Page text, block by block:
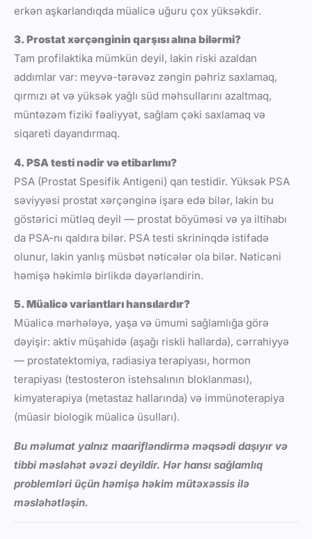
erkən aşkarlandıqda müalicə uğuru çox yüksəkdir.
3. Prostat xərçənginin qarşısı alına bilərmi?
Tam profilaktika mümkün deyil, lakin riski azaldan
addımlar var: meyvə-tərəvəz zəngin pəhriz saxlamaq,
qırmızı ət və yüksək yağlı süd məhsullarını azaltmaq,
müntəzəm fiziki fəaliyyət, sağlam çəki saxlamaq və
siqareti dayandırmaq.
4. PSA testi nədir və etibarlımı?
PSA (Prostat Spesifik Antigeni) qan testidir. Yüksək PSA
səviyyəsi prostat xərçənginə işarə edə bilər, lakin bu
göstərici mütləq deyil — prostat böyüməsi və ya iltihabı
da PSA-nı qaldıra bilər. PSA testi skrininqdə istifadə
olunur, lakin yanlış müsbət nəticələr ola bilər. Nəticəni
həmişə həkimlə birlikdə dəyərləndirin.
5. Müalicə variantları hansılardır?
Müalicə mərhələyə, yaşa və ümumi sağlamlığa görə
dəyişir: aktiv müşahidə (aşağı riskli hallarda), cərrahiyyə
— prostatektomiya, radiasiya terapiyası, hormon
terapiyası (testosteron istehsalının bloklanması),
kimyaterapiya (metastaz hallarında) və immünoterapiya
(müasir biologik müalicə üsulları).
Bu məlumat yalnız maarifləndirmə məqsədi daşıyır və
tibbi məsləhət əvəzi deyildir. Hər hansı sağlamlıq
problemləri üçün həmişə həkim mütəxəssis ilə
məsləhətləşin.